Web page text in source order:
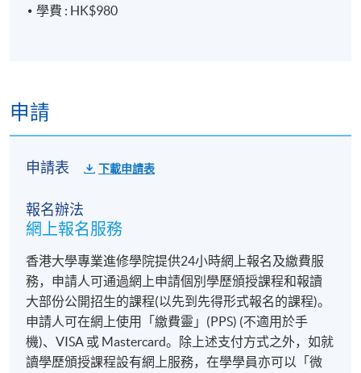
學費 : HK$980
申請
申請表 下載申請表
報名辦法
網上報名服務
香港大學專業進修學院提供24小時網上報名及繳費服
務，申請人可通過網上申請個別學歷頒授課程和報讀
大部份公開招生的課程(以先到先得形式報名的課程)。
申請人可在網上使用「繳費靈」(PPS) (不適用於手
機)、VISA 或 Mastercard。除上述支付方式之外，如就
讀學歷頒授課程設有網上服務，在學學員亦可以「微